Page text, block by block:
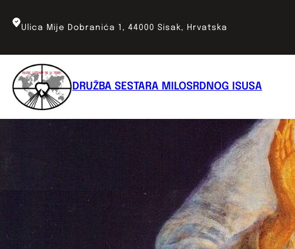
Ulica Mije Dobranića 1, 44000 Sisak, Hrvatska
DRUŽBA SESTARA MILOSRDNOG ISUSA